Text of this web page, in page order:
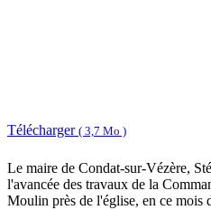
Télécharger ( 3,7 Mo )
Le maire de Condat-sur-Vézère,
l'avancée des travaux de la
Moulin près de l'église, en ce mois